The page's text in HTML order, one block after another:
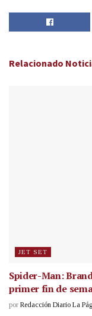
Relacionado
JET SET
Spider-Man:
primer fin de
por Redacción Diario La